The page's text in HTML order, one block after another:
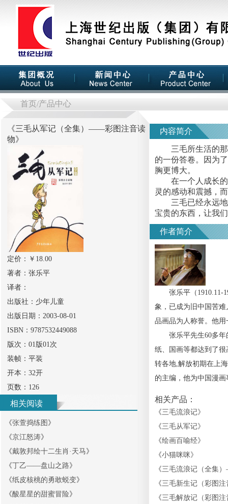
首页/产品中心
《三毛从军记（全集）——彩图注音读
物》
定价：￥ 18.00
著者： 张乐平
译者：
出版社： 少年儿童
出版日期： 2003-08-01
ISBN： 9787532449088
版次： 01版01次
装帧： 平装
开本： 32开
页数： 126
相关阅读
《张萱捣练图 》
《京江怒涛》
《戴敦邦绘十二生肖·天马》
《丁乙——盘山之路》
《纸皮核桃的勇敢蜕变》
《酸星星的甜蜜冒险》
内容简介
三毛所生活的那
的一份答卷。因为
胸更博大。
在一个人成长的
灵的感动和震撼，
三毛已经永远地
宝贵的东西，让我
作者简介
张乐平（1910.11-
象，已成为旧中国苦
品画品为人称誉。他
张乐平先生60多年
纸、国画等都达到了
转各地,解放初期在上
的主编，他为中国漫
相关产品：
《三毛流浪记》
《三毛从军记》
《绘画百喻经》
《小猫咪咪》
《三毛流浪记（全集
《三毛新生记（彩图注
《三毛解放记（彩图注